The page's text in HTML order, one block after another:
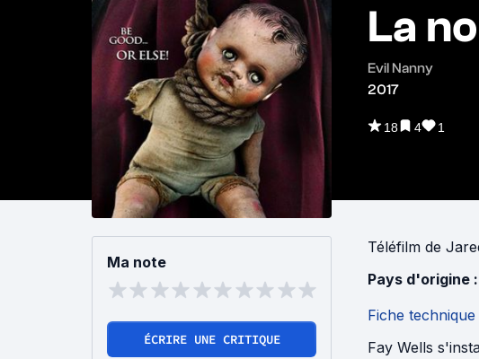
La
Evil Nanny
2017
18 4 1
Ma note
ÉCRIRE UNE CRITIQUE
Téléfilm de
Pays d'origine :
Fiche technique
Fay Wells